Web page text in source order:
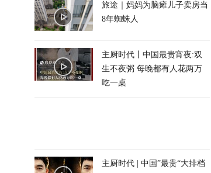
旅途｜妈妈为脑瘫儿子卖房当
8年蜘蛛人
主厨时代丨中国最贵宵夜:双
生不夜粥 每晚都有人花两万
吃一桌
主厨时代 | 中国”最贵“大排档